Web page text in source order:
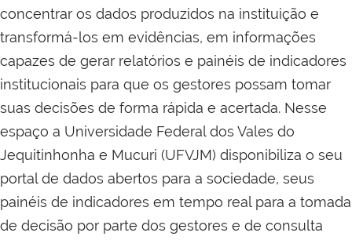
concentrar os dados produzidos na instituição e
transformá-los em evidências, em informações
capazes de gerar relatórios e painéis de indicadores
institucionais para que os gestores possam tomar
suas decisões de forma rápida e acertada. Nesse
espaço a Universidade Federal dos Vales do
Jequitinhonha e Mucuri (UFVJM) disponibiliza o seu
portal de dados abertos para a sociedade, seus
painéis de indicadores em tempo real para a tomada
de decisão por parte dos gestores e de consulta